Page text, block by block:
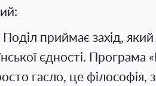
Поділ приймає захід,
єдності.
гасло, це